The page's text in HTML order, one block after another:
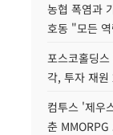
농협 폭염과
호동 "모든
포스코홀딩
각, 투자 재
컴투스 '제우
춘 MMORPG